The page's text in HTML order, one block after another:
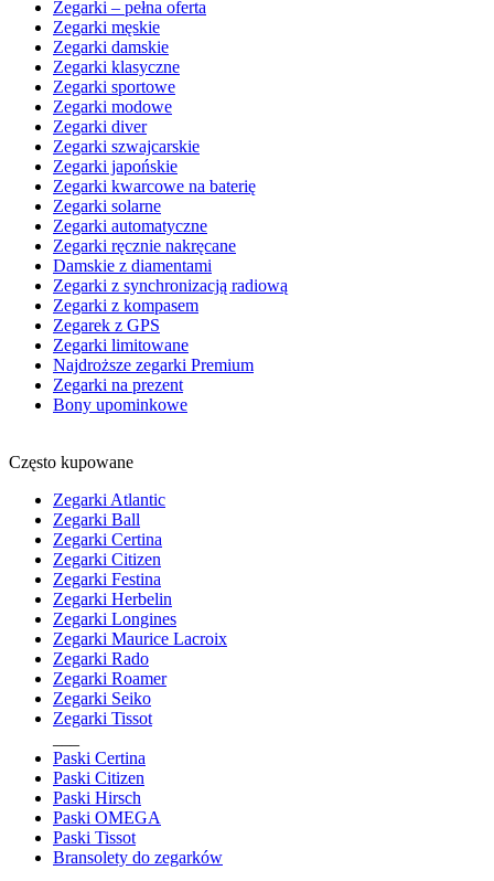
Zegarki – pełna oferta
Zegarki męskie
Zegarki damskie
Zegarki klasyczne
Zegarki sportowe
Zegarki modowe
Zegarki diver
Zegarki szwajcarskie
Zegarki japońskie
Zegarki kwarcowe na baterię
Zegarki solarne
Zegarki automatyczne
Zegarki ręcznie nakręcane
Damskie z diamentami
Zegarki z synchronizacją radiową
Zegarki z kompasem
Zegarek z GPS
Zegarki limitowane
Najdroższe zegarki Premium
Zegarki na prezent
Bony upominkowe
Często kupowane
Zegarki Atlantic
Zegarki Ball
Zegarki Certina
Zegarki Citizen
Zegarki Festina
Zegarki Herbelin
Zegarki Longines
Zegarki Maurice Lacroix
Zegarki Rado
Zegarki Roamer
Zegarki Seiko
Zegarki Tissot
Paski Certina
Paski Citizen
Paski Hirsch
Paski OMEGA
Paski Tissot
Bransolety do zegarków